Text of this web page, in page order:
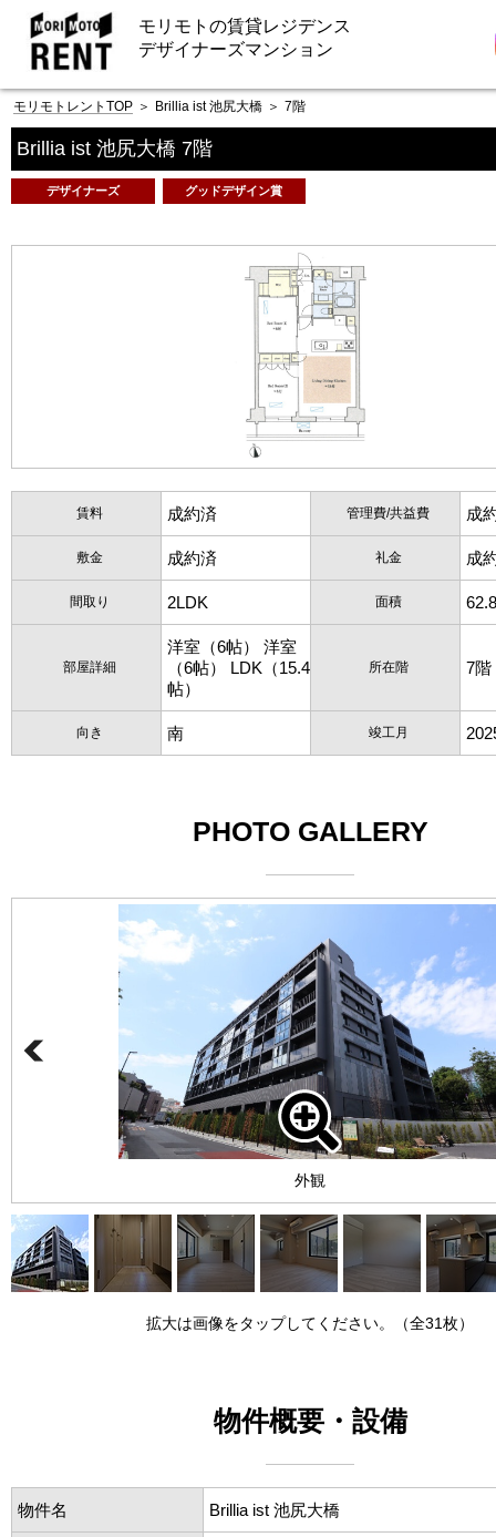
モリモトの賃貸レジデンス
デザイナーズマンション
モリモトレントTOP ＞ Brillia ist 池尻大橋 ＞ 7階
Brillia ist 池尻大橋 7階
デザイナーズ グッドデザイン賞
賃料 成約済 管理費/共益費 成
敷金 成約済 礼金 成
間取り 2LDK 面積
部屋詳細
洋室（6帖） 洋室
（6帖） LDK（15.4
帖）
所在階 7階
向き 南 竣工月
PHOTO GALLERY
外観
拡大は画像をタップしてください。（全31枚）
物件概要・設備
物件名 Brillia ist 池尻大橋